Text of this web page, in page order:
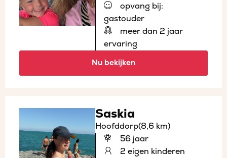
opvang bij:
gastouder
meer dan 2 jaar
ervaring
Nu bekijken
Saskia
Hoofddorp(8,6 km)
56 jaar
2 eigen kinderen